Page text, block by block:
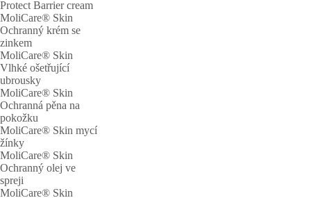
Protect Barrier cream
MoliCare® Skin
Ochranný krém se
zinkem
MoliCare® Skin
Vlhké ošetřující
ubrousky
MoliCare® Skin
Ochranná pěna na
pokožku
MoliCare® Skin mycí
žínky
MoliCare® Skin
Ochranný olej ve
spreji
MoliCare® Skin